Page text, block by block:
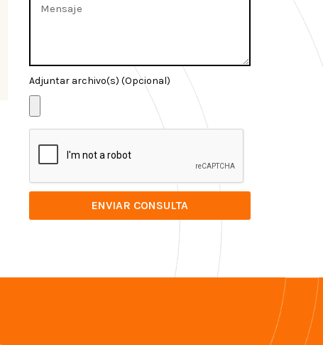
Adjuntar archivo(s) (Opcional)
ENVIAR CONSULTA